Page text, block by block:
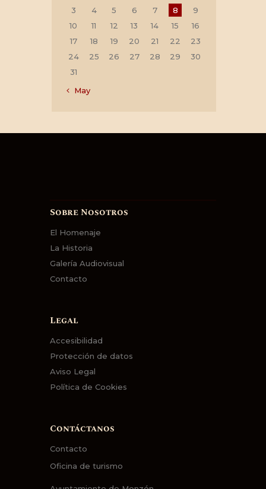
3
4 5 6 7 8
9
10
11 12 13 14 15
16
17
18 19 20 21 22
23
24
25 26 27 28 29
30
31
« May
Sobre Nosotros
El Homenaje
La Historia
Galería Audiovisual
Contacto
Legal
Accesibilidad
Protección de datos
Aviso Legal
Política de Cookies
Contáctanos
Contacto
Oficina de turismo